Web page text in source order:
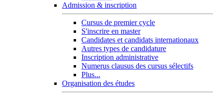
Admission & inscription
Cursus de premier cycle
S'inscrire en master
Candidates et candidats internationaux
Autres types de candidature
Inscription administrative
Numerus clausus des cursus sélectifs
Plus...
Organisation des études